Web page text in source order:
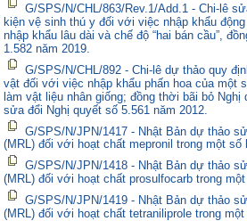
G/SPS/N/CHL/863/Rev.1/Add.1 - Chi-lê
kiện vệ sinh thú y đối với việc nhập khẩu
nhập khẩu lâu dài và chế độ “hai bán cầu”,
1.582 năm 2019.
G/SPS/N/CHL/892 - Chi-lê dự thảo quy
vật đối với việc nhập khẩu phấn hoa của một
làm vật liệu nhân giống; đồng thời bãi bỏ Nghị
sửa đổi Nghị quyết số 5.561 năm 2012.
G/SPS/N/JPN/1417 - Nhật Bản dự thảo
(MRL) đối với hoạt chất mepronil trong một số
G/SPS/N/JPN/1418 - Nhật Bản dự thảo
(MRL) đối với hoạt chất prosulfocarb trong
G/SPS/N/JPN/1419 - Nhật Bản dự thảo
(MRL) đối với hoạt chất tetraniliprole trong